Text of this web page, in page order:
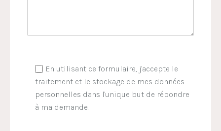
En utilisant ce formulaire, j'accepte le
traitement et le stockage de mes données
personnelles dans l'unique but de répondre
à ma demande.